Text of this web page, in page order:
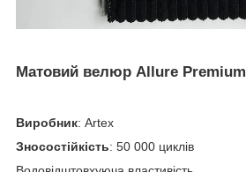
Матовий велюр Allure Premium
Виробник: Artex
Зносостійкість: 50 000 циклів